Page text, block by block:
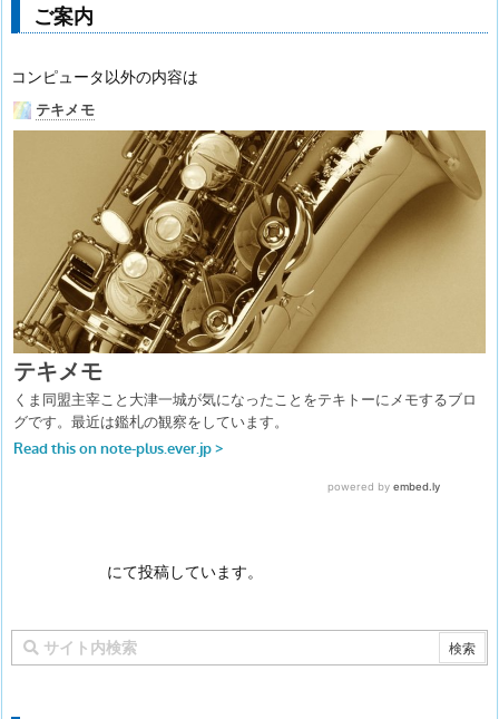
ご案内
コンピュータ以外の内容は
にて投稿しています。